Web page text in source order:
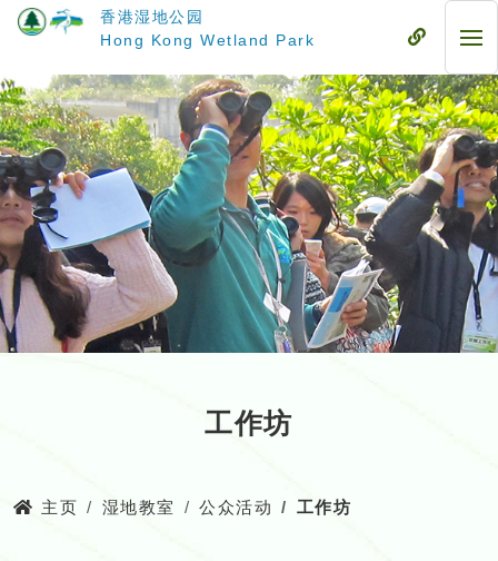
要
内
容
香港湿地公园
Hong Kong Wetland Park
流
式
目
录
流
动
式
目
录
工作坊
主页 湿地教室 公众活动 工作坊